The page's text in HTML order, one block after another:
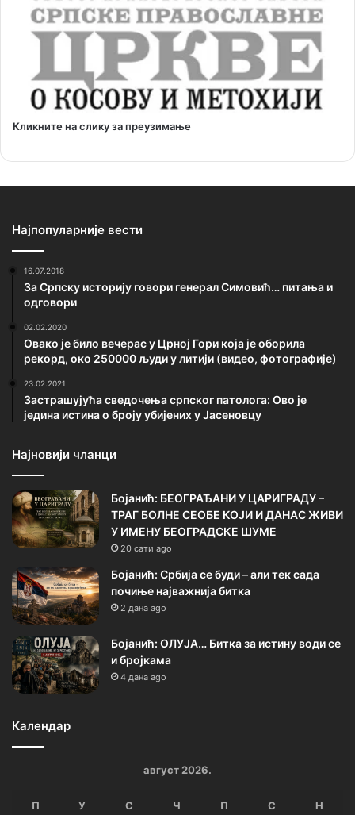
Кликните на слику за преузимање
Најпопуларније вести
16.07.2018
За Српску историју говори генерал Симовић… питања и
одговори
02.02.2020
Овако је било вечерас у Црној Гори која је оборила
рекорд, око 250000 људи у литији (видео, фотографије)
23.02.2021
Застрашујућа сведочења српског патолога: Ово је
једина истина о броју убијених у Јасеновцу
Најновији чланци
Бојанић: БЕОГРАЂАНИ У ЦАРИГРАДУ –
ТРАГ БОЛНЕ СЕОБЕ КОЈИ И ДАНАС ЖИВИ
У ИМЕНУ БЕОГРАДСКЕ ШУМЕ
20 сати ago
Бојанић: Србија се буди – али тек сада
почиње најважнија битка
2 дана ago
Бојанић: ОЛУЈА… Битка за истину води се
и бројкама
4 дана ago
Календар
август 2026.
П У С Ч П С Н